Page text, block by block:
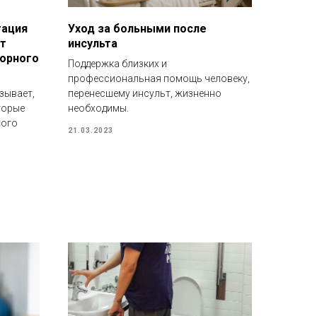
Уход за больными после
инсульта
Поддержка близких и
профессиональная помощь человеку,
перенесшему инсульт, жизненно
необходимы.
21.03.2023